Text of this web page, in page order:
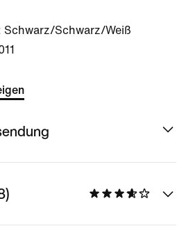
Schwarz/Schwarz/Weiß